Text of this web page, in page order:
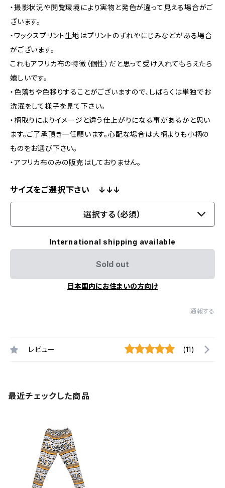
・撮影状況や閲覧環境により実物と発色が違って見える場合がご
ざいます。
・ワックスプリント生地はプリントのずれやにじみなどがある場合
がございます。
これもアフリカ布の特徴（個性）だと思って受け入れてもらえたら
嬉しいです。
・色落ちや色移りすることがございますので、しばらくは単独でお
洗濯をして様子を見て下さい。
・柄取りによりイメージと違う仕上がりになる事があるかと思い
ます。ご了承頂き一任願います。心配な場合は大柄よりも小柄の
ものをお選び下さい。
・アフリカ布のみの販売はしておりません。
サイズをご選択下さい ↓↓↓
選択する（必須）
International shipping available
Sold out
日本国内にお住まいの方向け
通報する
レビュー (11)
最近チェックした商品